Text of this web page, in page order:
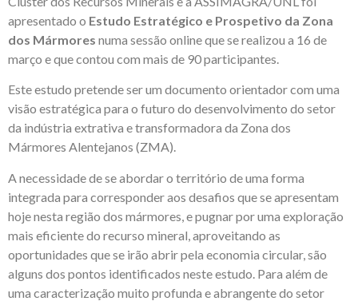
apresentado o Estudo Estratégico e Prospetivo da Zona
dos Mármores numa sessão online que se realizou a 16 de
março e que contou com mais de 90 participantes.
Este estudo pretende ser um documento orientador com uma
visão estratégica para o futuro do desenvolvimento do setor
da indústria extrativa e transformadora da Zona dos
Mármores Alentejanos (ZMA).
A necessidade de se abordar o território de uma forma
integrada para corresponder aos desafios que se apresentam
hoje nesta região dos mármores, e pugnar por uma exploração
mais eficiente do recurso mineral, aproveitando as
oportunidades que se irão abrir pela economia circular, são
alguns dos pontos identificados neste estudo. Para além de
uma caracterização muito profunda e abrangente do setor